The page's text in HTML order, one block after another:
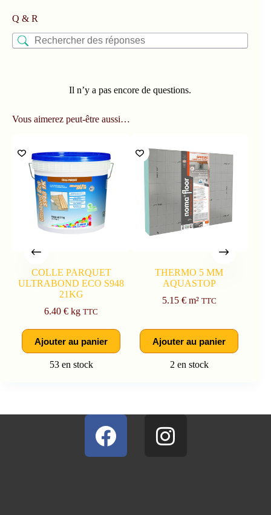
Q & R
Il n’y a pas encore de questions.
Vous aimerez peut-être aussi…
COLLE PARQUET
ULTRABOND ECO S948
21KG
6.40€ kgTTC
Ajouter au panier
53 en stock
THERMO 5 MM
AQUASTOP
5.15 €m² TTC
Ajouter au panier
2 en stock